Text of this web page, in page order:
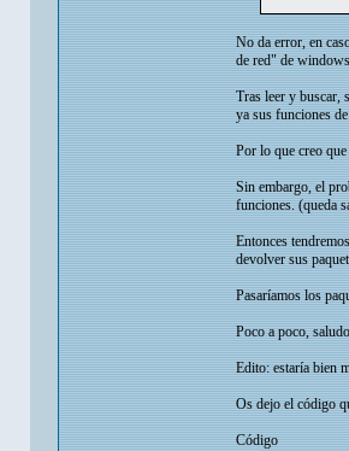
No da error, en
de red" de
Tras leer y buscar,
ya sus funciones
Por lo que creo
Sin embargo, el
funciones. (queda
Entonces
devolver sus
Pasaríamos los
Poco a poco,
Edito: estaría bien
Os dejo el código
Código